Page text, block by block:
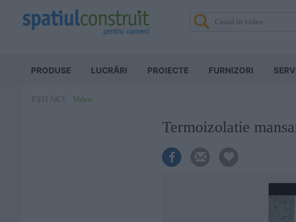
PRODUSE LUCRĂRI PROIECTE FURNIZORI
EȘTI AICI: Video
Termoizolatie